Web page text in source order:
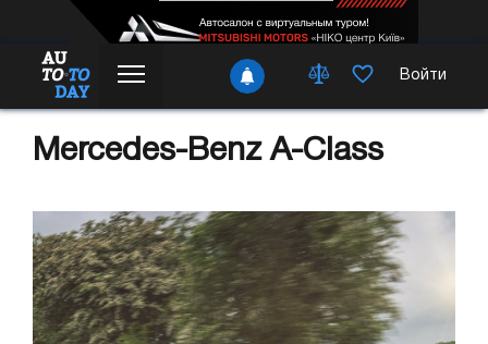
Войти
Mercedes-Benz A-Class